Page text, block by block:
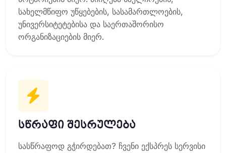
სახელმწიფო უწყებების, სასამართლოების,
უნივერსიტეტებისა და საერთაშორისო
ორგანიზაციების მიერ.
სწრაფი შესრულება
სასწრაფოდ გჭირდებათ? ჩვენი ექსპრეს სერვისი